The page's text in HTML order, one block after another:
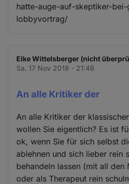
hatte-auge-auf-skeptiker-bei-
lobbyvortrag/
Elke Wittelsberger (nicht
Sa. 17 Nov 2018 - 21:48
An alle Kritiker der
An alle Kritiker der
wollen Sie eigentlich? Es ist
ok, wenn Sie für sich selbst
ablehnen und sich lieber rein
behandeln lassen (mit all den
oder als Therapeut rein